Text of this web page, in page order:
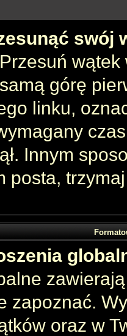
swój
górę
linku,
Innym
posta,
zapoznać.
oraz w